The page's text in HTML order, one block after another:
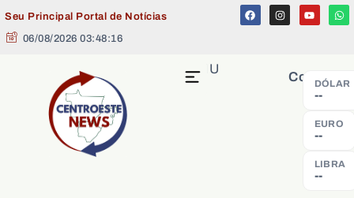
Seu Principal Portal de Notícias
06/08/2026 03:48:17
Cotação
DÓLAR
--
EURO
--
LIBRA
--
MENU